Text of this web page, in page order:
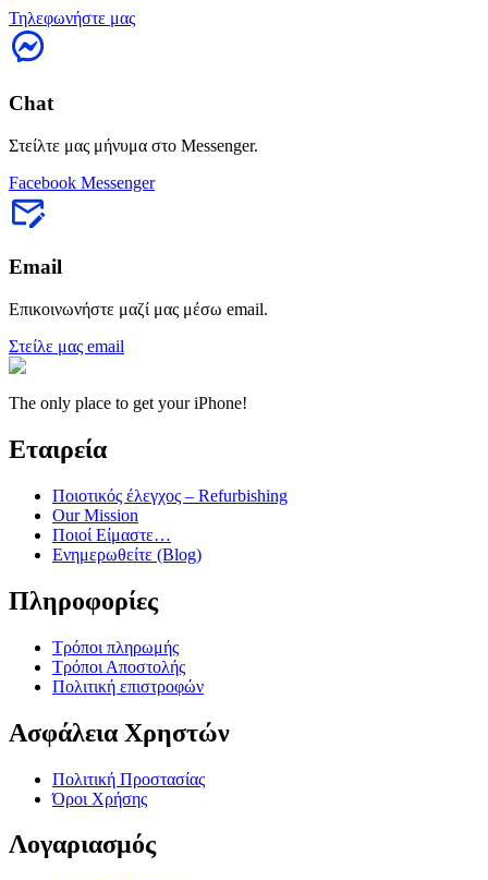
Τηλεφωνήστε μας
Chat
Στείλτε μας μήνυμα στο Messenger.
Facebook Messenger
Email
Επικοινωνήστε μαζί μας μέσω email.
Στείλε μας email
The only place to get your iPhone!
Εταιρεία
Ποιοτικός έλεγχος – Refurbishing
Our Mission
Ποιοί Είμαστε…
Ενημερωθείτε (Blog)
Πληροφορίες
Τρόποι πληρωμής
Τρόποι Αποστολής
Πολιτική επιστροφών
Ασφάλεια Χρηστών
Πολιτική Προστασίας
Όροι Χρήσης
Λογαριασμός